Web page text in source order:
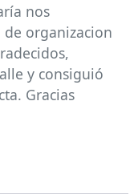
nos
organizacion
y consiguió
Gracias